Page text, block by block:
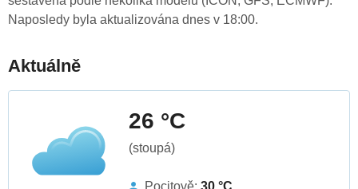
Naposledy byla aktualizována dnes v 18:00.
Aktuálně
26 °C
(stoupá)